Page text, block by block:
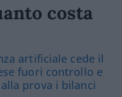
costa
artificiale cede il
fuori controllo e
prova i bilanci